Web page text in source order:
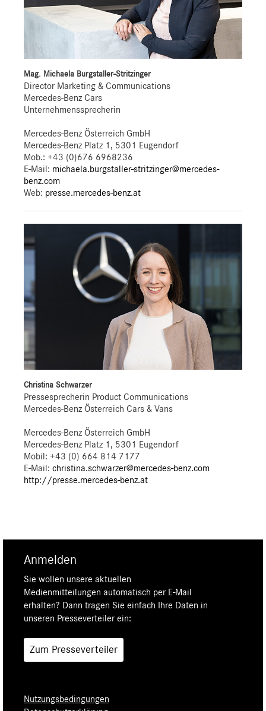
Mag. Michaela Burgstaller-Stritzinger
Director Marketing & Communications
Mercedes-Benz Cars
Unternehmenssprecherin
Mercedes-Benz Österreich GmbH
Mercedes-Benz Platz 1, 5301 Eugendorf
Mob.: +43 (0)676 6968236
E-Mail: michaela.burgstaller-stritzinger@mercedes-
benz.com
Web: presse.mercedes-benz.at
Christina Schwarzer
Pressesprecherin Product Communications
Mercedes-Benz Österreich Cars & Vans
Mercedes-Benz Österreich GmbH
Mercedes-Benz Platz 1, 5301 Eugendorf
Mobil: +43 (0) 664 814 7177
E-Mail: christina.schwarzer@mercedes-benz.com
http://presse.mercedes-benz.at
Anmelden
Sie wollen unsere aktuellen
Medienmitteilungen automatisch per E-Mail
erhalten? Dann tragen Sie einfach Ihre Daten in
unseren Presseverteiler ein:
Zum Presseverteiler
Nutzungsbedingungen